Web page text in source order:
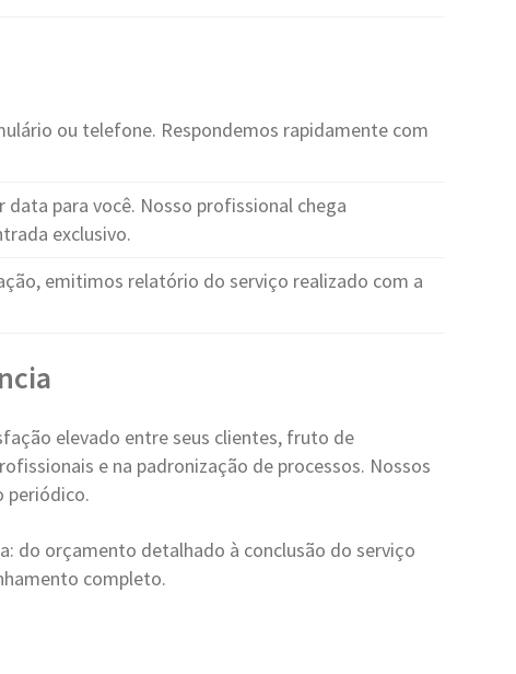
ou telefone. Respondemos rapidamente com
data para você. Nosso profissional chega
exclusivo.
emitimos relatório do serviço realizado com a
elevado entre seus clientes, fruto de
e na padronização de processos. Nossos
periódico.
do orçamento detalhado à conclusão do serviço
completo.